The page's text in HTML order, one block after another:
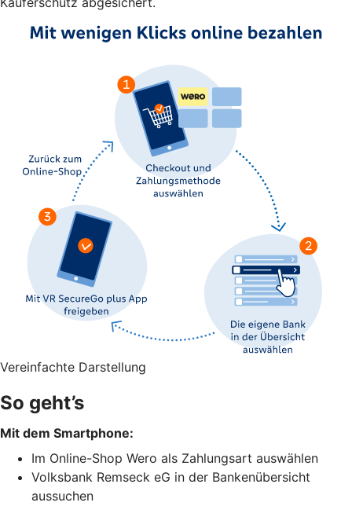
Vereinfachte Darstellung
So geht’s
Mit dem Smartphone:
Im Online-Shop Wero als Zahlungsart auswählen
Volksbank Remseck eG in der Bankenübersicht
aussuchen